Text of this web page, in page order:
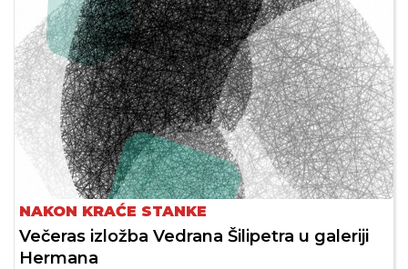
NAKON KRAĆE STANKE
Večeras izložba Vedrana Šilipetra u galeriji
Hermana